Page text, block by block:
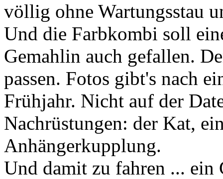
völlig ohne Wartungsstau
Und die Farbkombi soll
Gemahlin auch gefallen.
passen. Fotos gibt's nach
Frühjahr. Nicht auf der
Nachrüstungen: der Kat,
Anhängerkupplung.
Und damit zu fahren ... ein